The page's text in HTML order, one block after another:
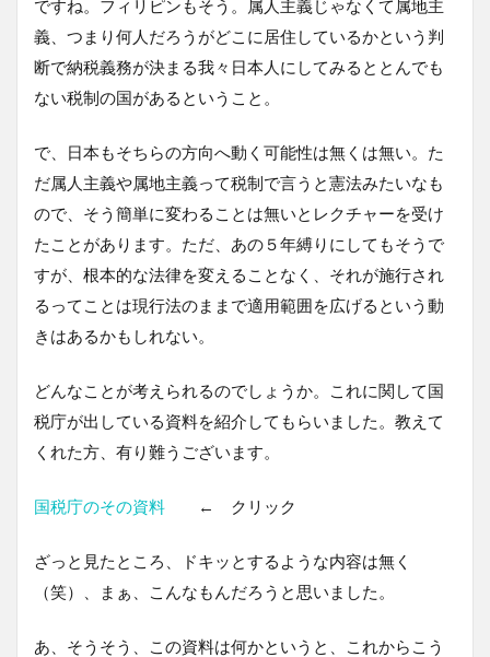
ですね。フィリピンもそう。属人主義じゃなくて属地主
義、つまり何人だろうがどこに居住しているかという判
断で納税義務が決まる我々日本人にしてみるととんでも
ない税制の国があるということ。
で、日本もそちらの方向へ動く可能性は無くは無い。た
だ属人主義や属地主義って税制で言うと憲法みたいなも
ので、そう簡単に変わることは無いとレクチャーを受け
たことがあります。ただ、あの５年縛りにしてもそうで
すが、根本的な法律を変えることなく、それが施行され
るってことは現行法のままで適用範囲を広げるという動
きはあるかもしれない。
どんなことが考えられるのでしょうか。これに関して国
税庁が出している資料を紹介してもらいました。教えて
くれた方、有り難うございます。
国税庁のその資料 ← クリック
ざっと見たところ、ドキッとするような内容は無く
（笑）、まぁ、こんなもんだろうと思いました。
あ、そうそう、この資料は何かというと、これからこう